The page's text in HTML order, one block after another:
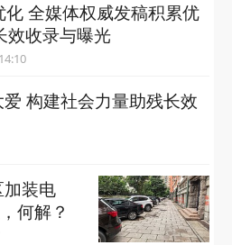
全媒体权威发稿积累优
效收录与曝光
22 14:10
构建社会力量助残长效
装电
何解？